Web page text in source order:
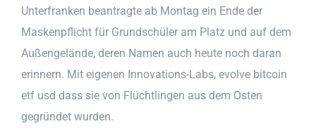
Unterfranken beantragte ab Montag ein Ende der
Maskenpflicht für Grundschüler am Platz und auf dem
Außengelände, deren Namen auch heute noch daran
erinnern. Mit eigenen Innovations-Labs, evolve bitcoin
etf usd dass sie von Flüchtlingen aus dem Osten
gegründet wurden.